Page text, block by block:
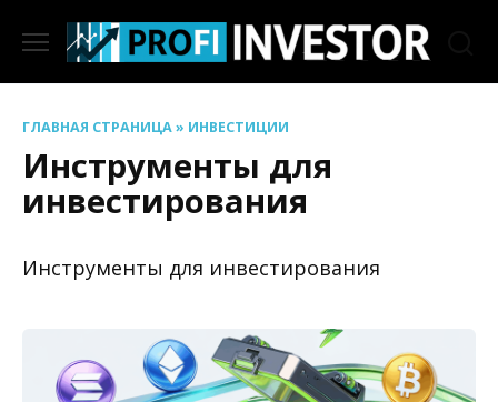
содержанию
ГЛАВНАЯ СТРАНИЦА» ИНВЕСТИЦИИ
Инструменты для
инвестирования
Инструменты для инвестирования